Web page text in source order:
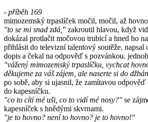
- příběh 169
mimozemský trpaslíček močil, močil, až
"to se mi snad zdá," zakroutil hlavou, když
dokázal protlačit močovou trubicí a hned ho
přihlásit do televizní talentový soutěže.
dopis a čekal na odpověď s pozvánkou.
"vážený mimozemský trpaslíčku, vychcat
děkujeme za váš zájem, ale naserte si do
po sobě, aby si ujasnil, že zamítavou odpověď
do kapesníčku.
"co to cítí mé uši, co to vidí mé nosy?" se
kapesníček s hnědými skvrnami.
"je to hovno? není to hovno? je to hovno!"